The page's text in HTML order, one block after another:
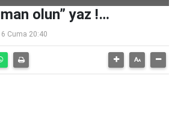
olun” yaz !…
Cuma 20:40